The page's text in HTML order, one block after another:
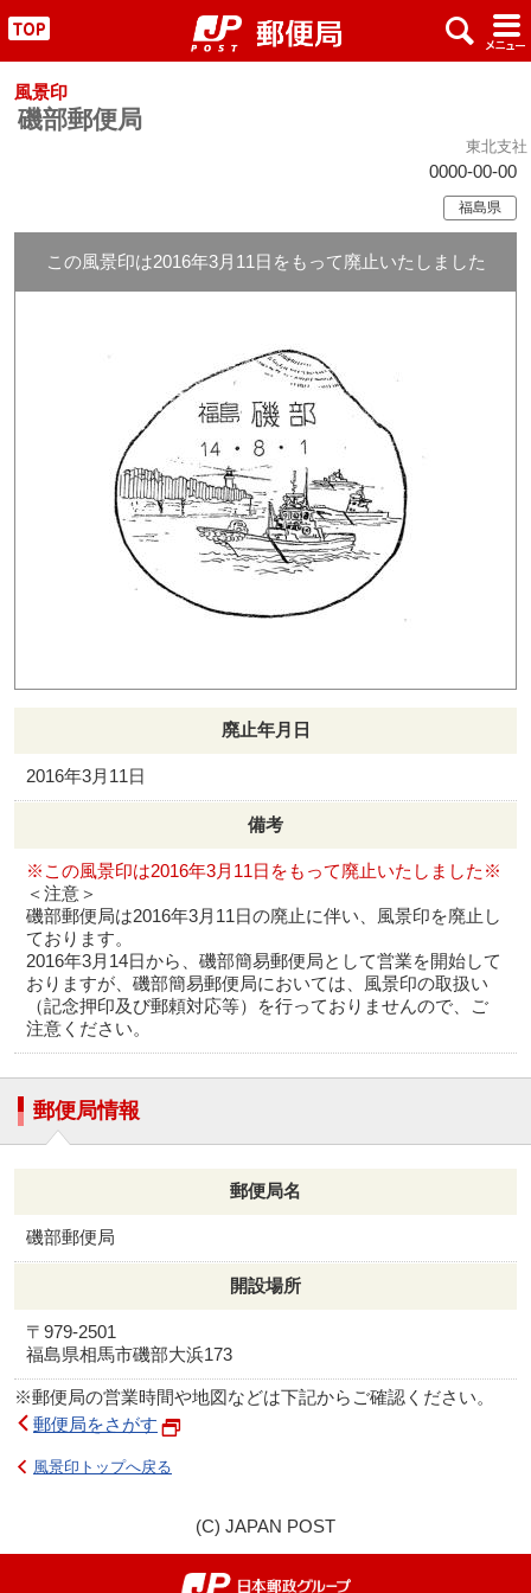
" x #
風景印
磯部郵便局
東北支社
0000-00-00
福島県
この風景印は2016年3月11日をもって廃止いたしました
廃止年月日
2016年3月11日
備考
※この風景印は2016年3月11日をもって廃止いたしました※
＜注意＞
磯部郵便局は2016年3月11日の廃止に伴い、風景印を廃止し
ております。
2016年3月14日から、磯部簡易郵便局として営業を開始して
おりますが、磯部簡易郵便局においては、風景印の取扱い
（記念押印及び郵頼対応等）を行っておりませんので、ご
注意ください。
郵便局情報
郵便局名
磯部郵便局
開設場所
〒979-2501
福島県相馬市磯部大浜173
※郵便局の営業時間や地図などは下記からご確認ください。
郵便局をさがす
風景印トップへ戻る
(C) JAPAN POST